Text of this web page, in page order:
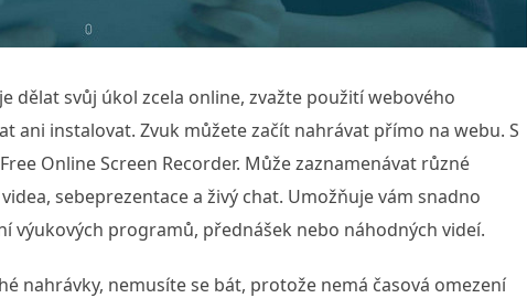
dělat svůj úkol zcela online, zvažte použití webového
ani instalovat. Zvuk můžete začít nahrávat přímo na webu. S
Online Screen Recorder. Může zaznamenávat různé
sebeprezentace a živý chat. Umožňuje vám snadno
výukových programů, přednášek nebo náhodných videí.
nahrávky, nemusíte se bát, protože nemá časová omezení